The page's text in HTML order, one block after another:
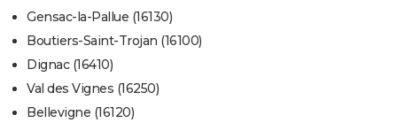
Gensac-la-Pallue (16130)
Boutiers-Saint-Trojan (16100)
Dignac (16410)
Val des Vignes (16250)
Bellevigne (16120)